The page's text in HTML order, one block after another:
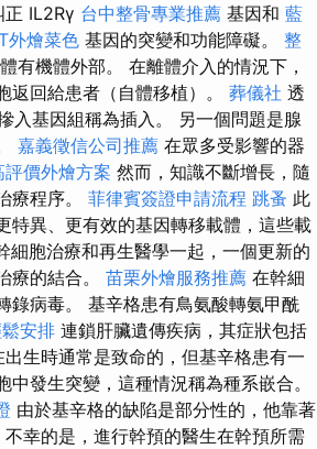
IL2Rγ 台中整骨專業推薦 基因和 藍
外燴菜色 基因的突變和功能障礙。 整
有機體外部。 在離體介入的情況下，
回給患者（自體移植）。 葬儀社 透
入基因組稱為插入。 另一個問題是腺
嘉義徵信公司推薦 在眾多受影響的器
評價外燴方案 然而，知識不斷增長，隨
療程序。 菲律賓簽證申請流程 跳蚤 此
特異、更有效的基因轉移載體，這些載
細胞治療和再生醫學一起，一個更新的
療的結合。 苗栗外燴服務推薦 在幹細
錄病毒。 基辛格患有鳥氨酸轉氨甲酰
安排 連鎖肝臟遺傳疾病，其症狀包括
生時通常是致命的，但基辛格患有一
發生突變，這種情況稱為種系嵌合。
由於基辛格的缺陷是部分性的，他靠著
不幸的是，進行幹預的醫生在幹預所需